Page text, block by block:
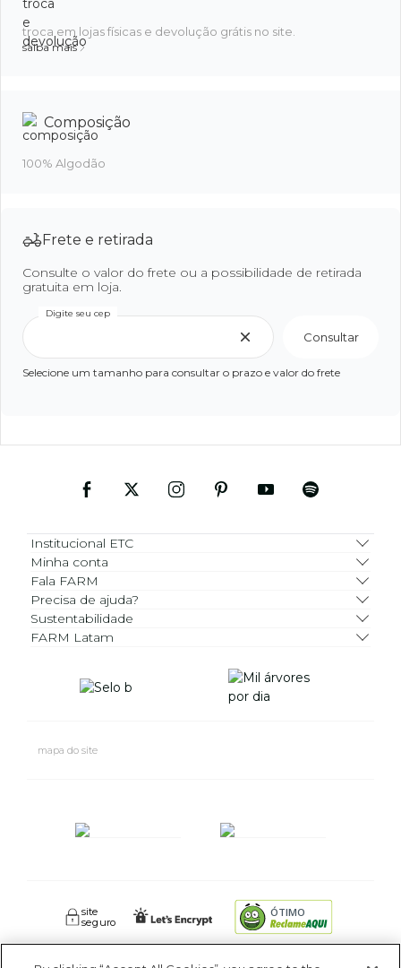
troca em lojas físicas e devolução grátis no site.
saiba mais
Composição
100% Algodão
Frete e retirada
Consulte o valor do frete ou a possibilidade de retirada
gratuita em loja.
Digite seu cep
Consultar
Selecione um tamanho para consultar o prazo e valor do frete
Institucional ETC
Minha conta
Fala FARM
Precisa de ajuda?
Sustentabilidade
FARM Latam
mapa do site
site
seguro
ÓTIMO